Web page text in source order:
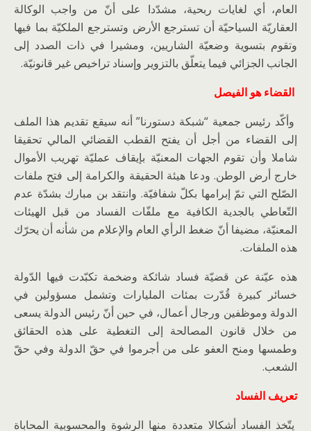
العام، أي لغايات ربحية، مشدّدا على أنّ من واجب الوكالة
العقاريّة السياحيّة أن تسترجع الأرض وتسترجع الملكيّة بما فيها
وتقوم بتسوية وضعيّة الشاريين، ومشيرا في ذات الصدد إلى
الجانب الجزائي فيما يتعلّق بالتزوير وإسناد تراخيص غير قانونيّة.
القضاء هو الفيصل
وأكّد رئيس جمعية “شبكة دستورنا” أنه سيقع تقديم هذا الملف
إلى القضاء من أجل أن يفتح القطب القضائي المالي تحقيقا
شاملا وأن تقوم الجهات المعنيّة بإيقاف عمليّة تهريب الأموال
خارج أرض الوطن. ودعا هيئة الحقيقة والكرامة إلى فتح ملفات
الصّلح التي تمّ إبرامها بكلّ شفافيّة. وانتقد بن مبارك بشدّة عدم
التّعاطي بالجدية الكافية مع ملفّات الفساد من قبل الهيئات
المعنيّة، مضيفا أنّ ضغط الرأي العام والإعلام من شأنه أن يحرّك
هذه الملفات.
هذه عيّنة عن قضيّة فساد شائكة وضخمة تكبّدت فيها الدّولة
خسائر كبيرة قُدّرت بمئات المليارات وتشمل مسؤولين في
الدولة وموظفين ورجال أعمال، في حين أنّ رئيس الدولة يسعى
من خلال قانون المصالحة إلى التغطية على هذه الحقائق
وطمسها ومنح العفو على من أجرموا في حقّ الدولة وفي حقّ
الشعب.
تعريف الفساد
يتّخذ الفساد أشكالا متعددة منها الرشوة والمحسوبية المحاباة